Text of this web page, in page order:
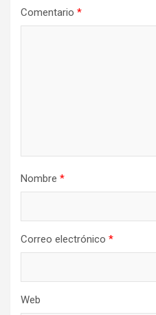
Comentario *
Nombre *
Correo electrónico *
Web